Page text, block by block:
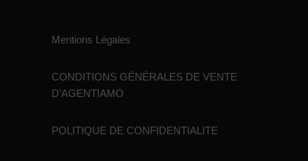
Mentions Légales
CONDITIONS GÉNÉRALES DE VENTE
D’AGENTIAMO
POLITIQUE DE CONFIDENTIALITE